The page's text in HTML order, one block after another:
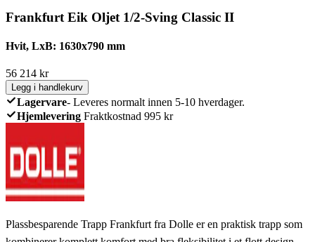
Frankfurt Eik Oljet 1/2-Sving Classic II
Hvit, LxB: 1630x790 mm
56 214 kr
Legg i handlekurv
Lagervare- Leveres normalt innen 5-10 hverdager.
Hjemlevering Fraktkostnad 995 kr
Plassbesparende Trapp Frankfurt fra Dolle er en praktisk trapp som